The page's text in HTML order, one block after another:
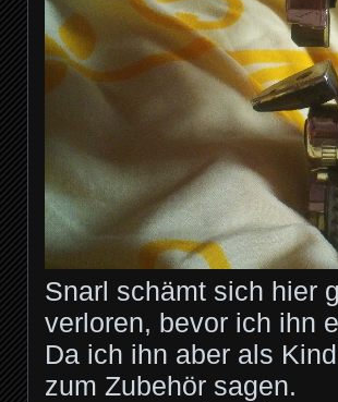
Snarl schämt sich hier
verloren, bevor ich ihn
Da ich ihn aber als
zum Zubehör sagen.